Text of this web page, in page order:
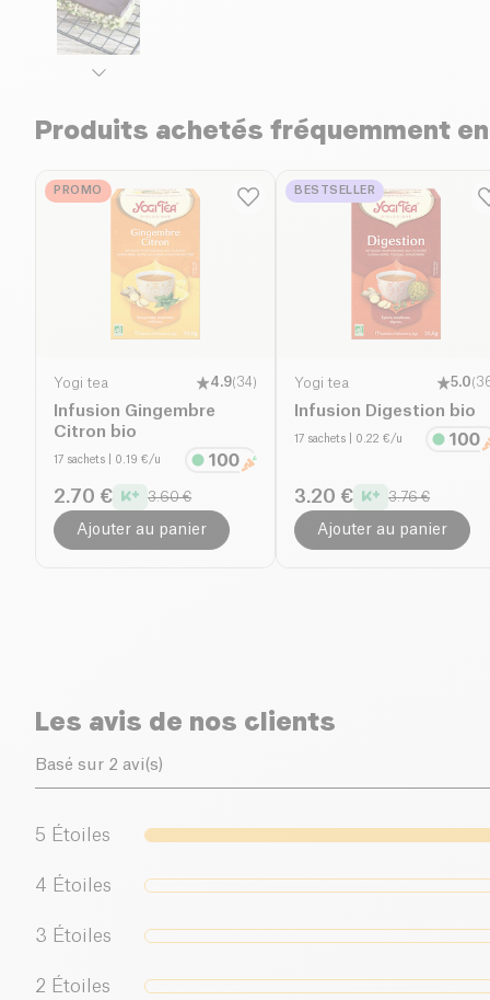
Produits achetés fréquemment
PROMO
Yogi tea 4.9(34)
Infusion Gingembre
Citron bio
17 sachets | 0.19 €/u
2.70 € 3.60 €
Ajouter au panier
BESTSELLER
Yogi tea 5.0(
Infusion Digestion bio
17 sachets | 0.22 €/u
3.20 € 3.76 €
Ajouter au panier
Les avis de nos clients
Basé sur 2 avi(s)
5 Étoiles
4 Étoiles
3 Étoiles
2 Étoiles